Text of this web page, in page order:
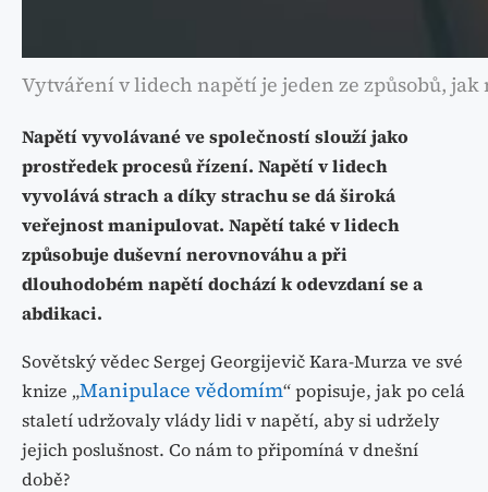
Vytváření v lidech napětí je jeden ze způsobů,
Napětí vyvolávané ve společností slouží jako
prostředek procesů řízení. Napětí v lidech
vyvolává strach a díky strachu se dá široká
veřejnost manipulovat. Napětí také v lidech
způsobuje duševní nerovnováhu a při
dlouhodobém napětí dochází k odevzdaní se a
abdikaci.
Sovětský vědec Sergej Georgijevič Kara-Murza ve své
knize „Manipulace vědomím“ popisuje, jak po celá
staletí udržovaly vlády lidi v napětí, aby si udržely
jejich poslušnost. Co nám to připomíná v dnešní
době?